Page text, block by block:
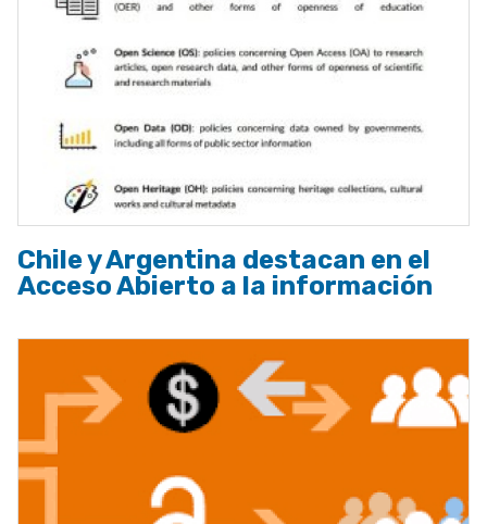
Chile y Argentina destacan en el
Acceso Abierto a la información